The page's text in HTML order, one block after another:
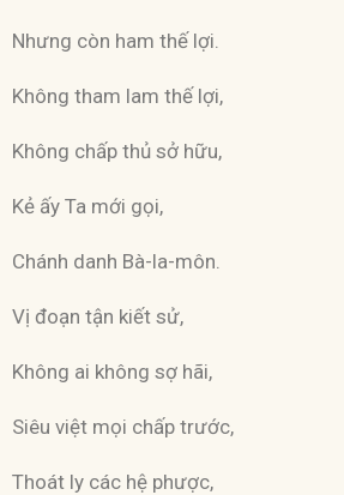
Nhưng còn ham thế lợi.
Không tham lam thế lợi,
Không chấp thủ sở hữu,
Kẻ ấy Ta mới gọi,
Chánh danh Bà-la-môn.
Vị đoạn tận kiết sử,
Không ai không sợ hãi,
Siêu việt mọi chấp trước,
Thoát ly các hệ phược,